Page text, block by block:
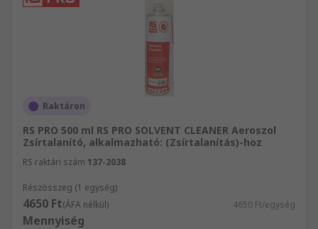
Raktáron
RS PRO 500 ml RS PRO SOLVENT CLEANER Aeroszol
Zsírtalanító, alkalmazható: (Zsírtalanítás)-hoz
RS raktári szám 137-2038
Részösszeg (1 egység)
4650 Ft(ÁFA nélkül) 4650 Ft/egység
Mennyiség